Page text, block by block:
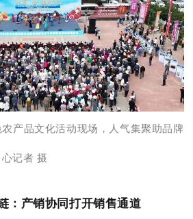
产品文化活动现场，人气集聚助品牌
记者 摄
：产销协同打开销售通道